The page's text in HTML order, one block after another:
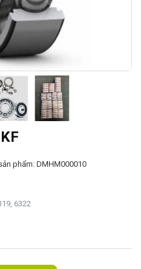
phẩm:DMHM000010
6322